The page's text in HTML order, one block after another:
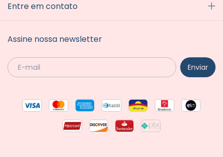
Entre em contato
Assine nossa newsletter